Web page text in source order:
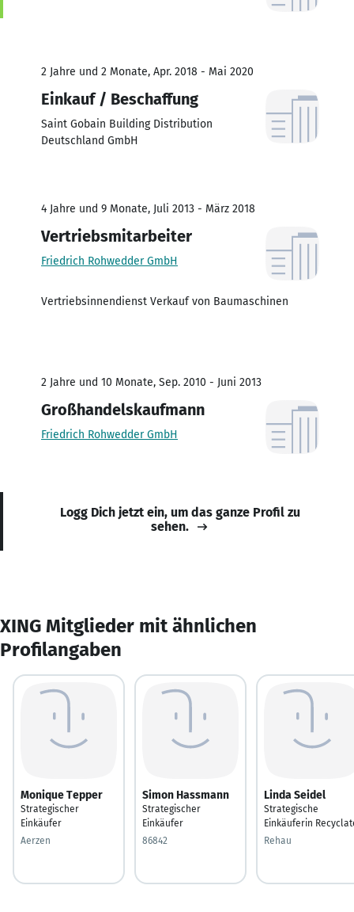
2 Jahre und 2 Monate, Apr. 2018 - Mai 2020
Einkauf / Beschaffung
Saint Gobain Building Distribution
Deutschland GmbH
4 Jahre und 9 Monate, Juli 2013 - März 2018
Vertriebsmitarbeiter
Friedrich Rohwedder GmbH
Vertriebsinnendienst Verkauf von Baumaschinen
2 Jahre und 10 Monate, Sep. 2010 - Juni 2013
Großhandelskaufmann
Friedrich Rohwedder GmbH
Logg Dich jetzt ein, um das ganze Profil zu
sehen.
XING Mitglieder mit ähnlichen
Profilangaben
Monique Tepper
Strategischer
Einkäufer
Aerzen
Simon Hassmann
Strategischer
Einkäufer
86842
Linda Seidel
Strategische
Einkäuferin
Rehau